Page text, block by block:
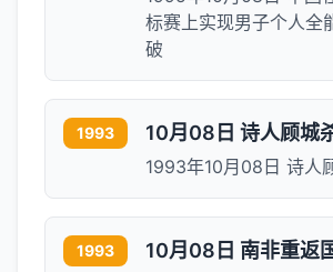
标赛上实现男子个人全
破
1993 10月08日 诗人顾城
1993年10月08日 诗人
1993 10月08日 南非重返